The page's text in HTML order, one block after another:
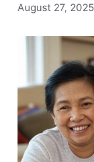
August 27, 2025